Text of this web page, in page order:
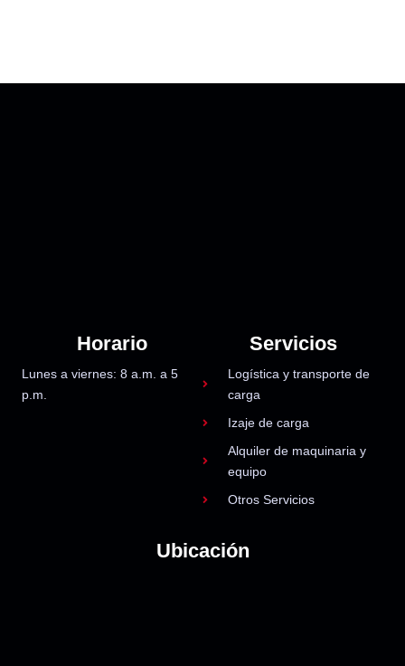
Horario
Lunes a viernes: 8 a.m. a 5
p.m.
Servicios
Logística y transporte de
carga
Izaje de carga
Alquiler de maquinaria y
equipo
Otros Servicios
Ubicación